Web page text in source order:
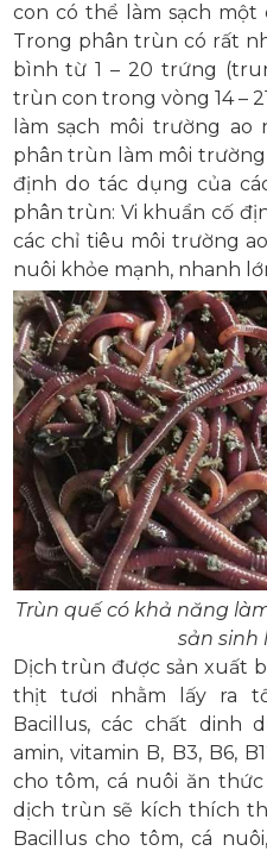
con có thể làm sạch một
Trong phân trùn có rất
bình từ 1 – 20 trứng
trùn con trong vòng 14 –
làm sạch môi trường ao
phân trùn làm môi
định do tác dụng của
phân trùn: Vi khuẩn cố
các chỉ tiêu môi trường
nuôi khỏe mạnh, nhanh
Trùn quế có khả năng
sản sinh
Dịch trùn được sản xuất
thịt tươi nhằm lấy ra
Bacillus, các chất dinh
amin, vitamin B, B3, B6,
cho tôm, cá nuôi ăn
dịch trùn sẽ kích thích
Bacillus cho tôm, cá